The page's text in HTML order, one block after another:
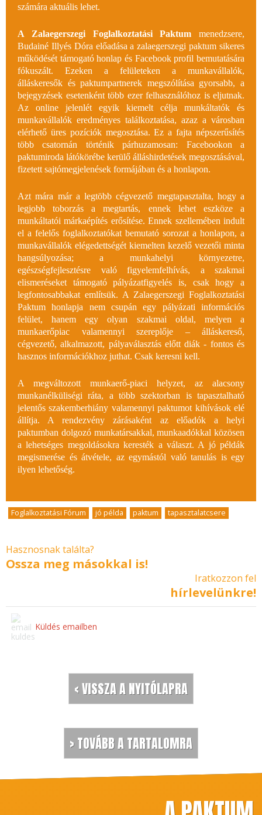
számára aktuális lehet.
A Zalaegerszegi Foglalkoztatási Paktum menedzsere,
Budainé Illyés Dóra előadása a zalaegerszegi paktum sikeres
működését támogató honlap és Facebook profil bemutatására
fókuszált. Ezeken a felületeken a munkavállalók,
álláskeresők és paktumpartnerek megszólítása gyorsabb, a
bejegyzések esetenként több ezer felhasználóhoz is eljutnak.
Az online jelenlét egyik kiemelt célja munkáltatók és
munkavállalók eredményes találkoztatása, azaz a városban
elérhető üres pozíciók megosztása. Ez a fajta népszerűsítés
több csatornán történik párhuzamosan: Facebookon a
paktumiroda látókörébe kerülő álláshirdetések megosztásával,
fizetett sajtómegjelenések formájában és a honlapon.
Azt mára már a legtöbb cégvezető megtapasztalta, hogy a
legjobb toborzás a megtartás, ennek lehet eszköze a
munkáltatói márkaépítés erősítése. Ennek szellemében indult
el a felelős foglalkoztatókat bemutató sorozat a honlapon, a
munkavállalók elégedettségét kiemelten kezelő vezetői minta
hangsúlyozása; a munkahelyi környezetre,
egészségfejlesztésre való figyelemfelhívás, a szakmai
elismeréseket támogató pályázatfigyelés is, csak hogy a
legfontosabbakat említsük. A Zalaegerszegi Foglalkoztatási
Paktum honlapja nem csupán egy pályázati információs
felület, hanem egy olyan szakmai oldal, melyen a
munkaerőpiac valamennyi szereplője – álláskereső,
cégvezető, alkalmazott, pályaválasztás előtt diák - fontos és
hasznos információkhoz juthat. Csak keresni kell.
A megváltozott munkaerő-piaci helyzet, az alacsony
munkanélküliségi ráta, a több szektorban is tapasztalható
jelentős szakemberhiány valamennyi paktumot kihívások elé
állítja. A rendezvény zárásaként az előadók a helyi
paktumban dolgozó munkatársakkal, munkaadókkal közösen
a lehetséges megoldásokra keresték a választ. A jó példák
megismerése és átvétele, az egymástól való tanulás is egy
ilyen lehetőség.
Foglalkoztatási Fórum jó példa paktum tapasztalatcsere
Hasznosnak találta?
Ossza meg másokkal is!
Iratkozzon fel
hírlevelünkre!
Küldés emailben
< VISSZA A NYITÓLAPRA
> TOVÁBB A TARTALOMRA